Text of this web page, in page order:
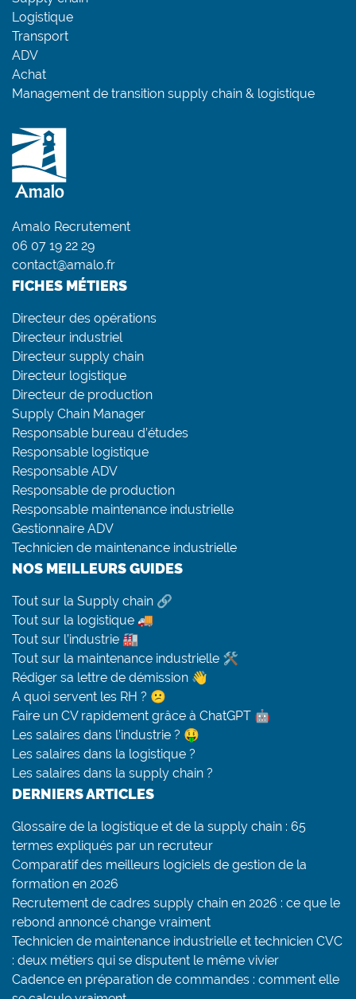
Logistique
Transport
ADV
Achat
Management de transition supply chain & logistique
Amalo Recrutement
06 07 19 22 29
contact@amalo.fr
FICHES MÉTIERS
Directeur des opérations
Directeur industriel
Directeur supply chain
Directeur logistique
Directeur de production
Supply Chain Manager
Responsable bureau d’études
Responsable logistique
Responsable ADV
Responsable de production
Responsable maintenance industrielle
Gestionnaire ADV
Technicien de maintenance industrielle
NOS MEILLEURS GUIDES
Tout sur la Supply chain 🔗
Tout sur la logistique 🚚
Tout sur l’industrie 🏭
Tout sur la maintenance industrielle 🛠
Rédiger sa lettre de démission 👋
A quoi servent les RH ? 😕
Faire un CV rapidement grâce à ChatGPT 🤖
Les salaires dans l’industrie ? 🤑
Les salaires dans la logistique ?
Les salaires dans la supply chain ?
DERNIERS ARTICLES
Glossaire de la logistique et de la supply chain : 65
termes expliqués par un recruteur
Comparatif des meilleurs logiciels de gestion de la
formation en 2026
Recrutement de cadres supply chain en 2026 : ce que le
rebond annoncé change vraiment
Technicien de maintenance industrielle et technicien CVC
: deux métiers qui se disputent le même vivier
Cadence en préparation de commandes : comment elle